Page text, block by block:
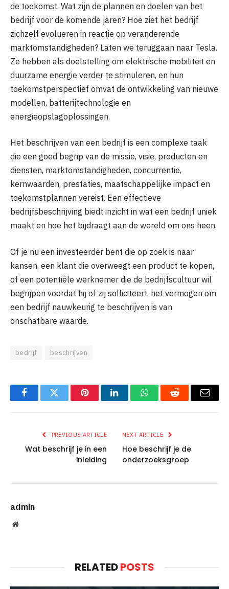
de toekomst. Wat zijn de plannen en doelen van het
bedrijf voor de komende jaren? Hoe ziet het bedrijf
zichzelf evolueren in reactie op veranderende
marktomstandigheden? Laten we teruggaan naar Tesla.
Ze hebben als doelstelling om elektrische mobiliteit en
duurzame energie verder te stimuleren, en hun
toekomstperspectief omvat de ontwikkeling van nieuwe
modellen, batterijtechnologie en
energieopslagoplossingen.
Het beschrijven van een bedrijf is een complexe taak
die een goed begrip van de missie, visie, producten en
diensten, marktomstandigheden, concurrentie,
kernwaarden, prestaties, maatschappelijke impact en
toekomstplannen vereist. Een effectieve
bedrijfsbeschrijving biedt inzicht in wat een bedrijf uniek
maakt en hoe het bijdraagt aan de wereld om ons heen.
Of je nu een investeerder bent die op zoek is naar
kansen, een klant die overweegt een product te kopen,
of een potentiële werknemer die de bedrijfscultuur wil
begrijpen voordat hij of zij solliciteert, het vermogen om
een bedrijf nauwkeurig te beschrijven is van
onschatbare waarde.
bedrijf beschrijven
FacebookTwitter PinterestLinkedInWhatsAppReddit Email
PREVIOUS ARTICLE
Wat beschrijf je in een
inleiding
NEXT ARTICLE
Hoe beschrijf je de
onderzoeksgroep
admin
Website
RELATEDPOSTS